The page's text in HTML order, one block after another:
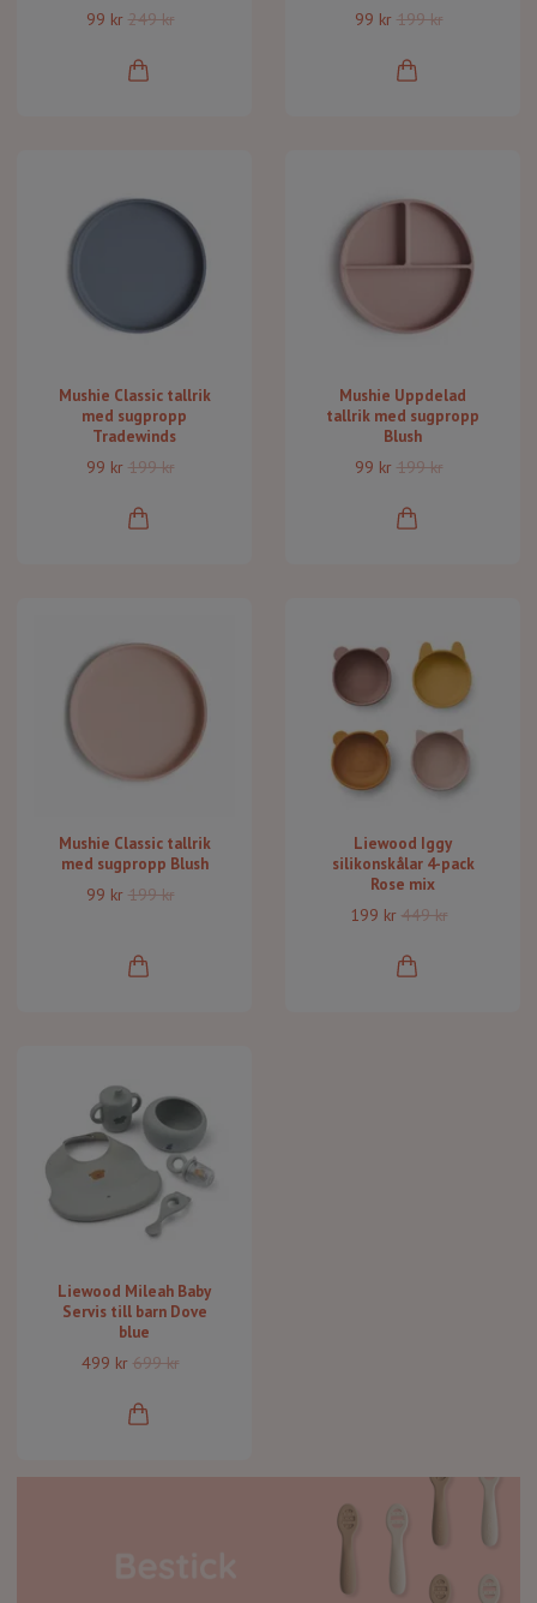
99 kr 249 kr 99 kr 199 kr
Mushie Classic tallrik
med sugpropp
Tradewinds
99 kr 199 kr
Mushie Uppdelad
tallrik med sugpropp
Blush
99 kr 199 kr
Mushie Classic tallrik
med sugpropp Blush
99 kr 199 kr
Liewood Iggy
silikonskålar 4-pack
Rose mix
199 kr 449 kr
Liewood Mileah Baby
Servis till barn Dove
blue
499 kr 699 kr